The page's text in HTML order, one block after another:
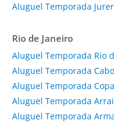
Aluguel Temporada
Rio de Janeiro
Aluguel Temporada Rio
Aluguel Temporada
Aluguel Temporada
Aluguel Temporada
Aluguel Temporada